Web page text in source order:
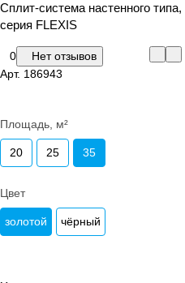
Сплит-система настенного типа,
серия FLEXIS
0
Нет отзывов
Арт. 186943
Площадь, м²
20 25 35
Цвет
золотой чёрный